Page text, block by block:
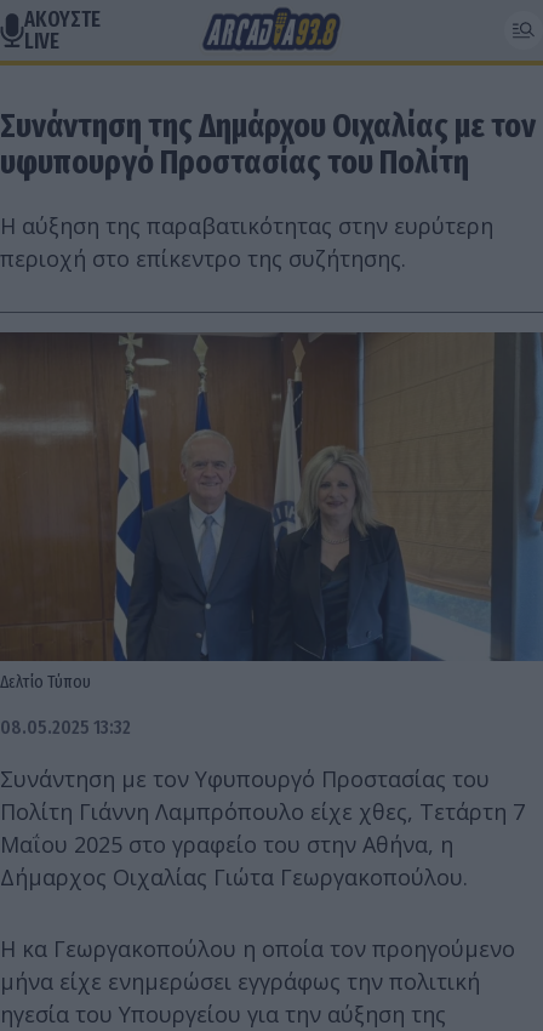
ΑΚΟΥΣΤΕ
LIVE
Συνάντηση της Δημάρχου Οιχαλίας με τον
υφυπουργό Προστασίας του Πολίτη
Η αύξηση της παραβατικότητας στην ευρύτερη
περιοχή στο επίκεντρο της συζήτησης.
Δελτίο Τύπου
08.05.2025 13:32
Συνάντηση με τον Υφυπουργό Προστασίας του
Πολίτη Γιάννη Λαμπρόπουλο είχε χθες, Τετάρτη 7
Μαΐου 2025 στο γραφείο του στην Αθήνα, η
Δήμαρχος Οιχαλίας Γιώτα Γεωργακοπούλου.
Η κα Γεωργακοπούλου η οποία τον προηγούμενο
μήνα είχε ενημερώσει εγγράφως την πολιτική
ηγεσία του Υπουργείου για την αύξηση της